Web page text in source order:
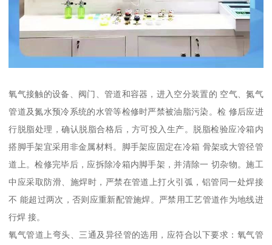
氧气接触的设备、阀门、管道和容器，进入空分装置的 空气、氮气
管道及氮水预冷系统的水管等检修时严禁被油脂污染。检 修后应进
行脱脂处理，确认脱脂合格后，方可投入生产。脱脂检验应冷箱内
搭脚手架宜采用非金属材料。脚手架应固定在冷箱 骨架或大管径管
道上。检修完毕后，应拆除冷箱内脚手架，并清除一 切杂物。施工
中应采取防滑、施焊时，严禁在管道上打火引弧，铝管同一处焊接
不 能超过两次，否则应重新配管施焊。严禁用工艺管道作为地线进
行焊 接。
氧气管道上弯头、三通及异径管的选用，应符合以下要求：氧气管